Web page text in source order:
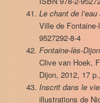
Le chant de
Ville de
9527292-8-4
Fontaine-lès-Dijon
Clive van Hoek,
Dijon, 2012, 17
Inscrit dans le
illustrations de